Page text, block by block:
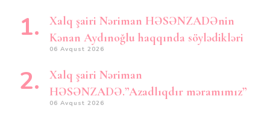
Xalq şairi Nəriman HƏSƏNZADƏnin
Kənan Aydınoğlu haqqında söylədikləri
06 Avqust 2026
Xalq şairi Nəriman
HƏSƏNZADƏ.”Azadlıqdır məramımız”
06 Avqust 2026